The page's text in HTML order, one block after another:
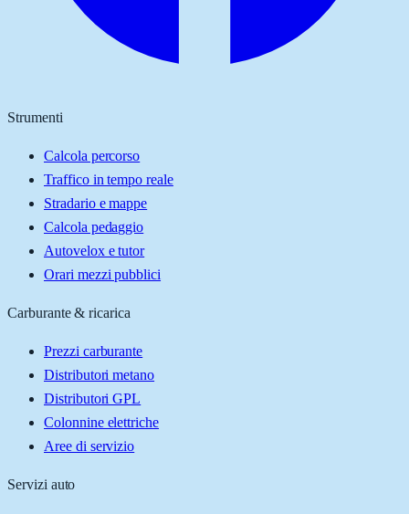
Strumenti
Calcola percorso
Traffico in tempo reale
Stradario e mappe
Calcola pedaggio
Autovelox e tutor
Orari mezzi pubblici
Carburante & ricarica
Prezzi carburante
Distributori metano
Distributori GPL
Colonnine elettriche
Aree di servizio
Servizi auto